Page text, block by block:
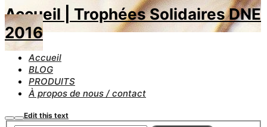
Accueil | Trophées Solidaires DNE
2016
Accueil
BLOG
PRODUITS
À propos de nous / contact
Search
Main
Edit this text